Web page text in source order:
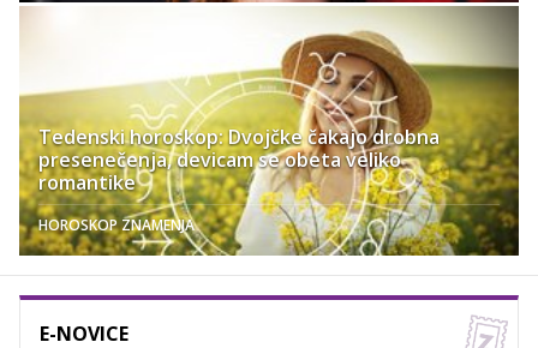
Tedenski horoskop: Dvojčke čakajo drobna
presenečenja, devicam se obeta veliko
romantike
HOROSKOP ZNAMENJA
E-NOVICE